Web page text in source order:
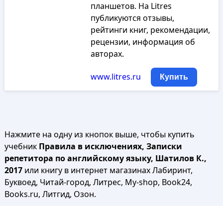
планшетов. На Litres
публикуются отзывы,
рейтинги книг, рекомендации,
рецензии, информация об
авторах.
www.litres.ru Купить
Нажмите на одну из кнопок выше, чтобы купить
учебник Правила в исключениях, Записки
репетитора по английскому языку, Шатилов К.,
2017или книгу в интернет магазинах Лабиринт,
Буквоед, Читай-город, Литрес, My-shop, Book24,
Books.ru, Литгид, Озон.